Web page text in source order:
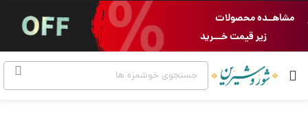
مشاهــده محصولات
زیر قیمت خـــرید